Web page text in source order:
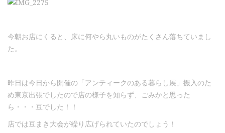
今朝お店にくると、床に何やら丸いものがたくさん落ちていまし
た。
昨日は今日から開催の「アンティークのある暮らし展」搬入のた
め東京出張でしたので店の様子を知らず、ごみかと思った
ら・・・豆でした！！
店では豆まき大会が繰り広げられていたのでしょう！